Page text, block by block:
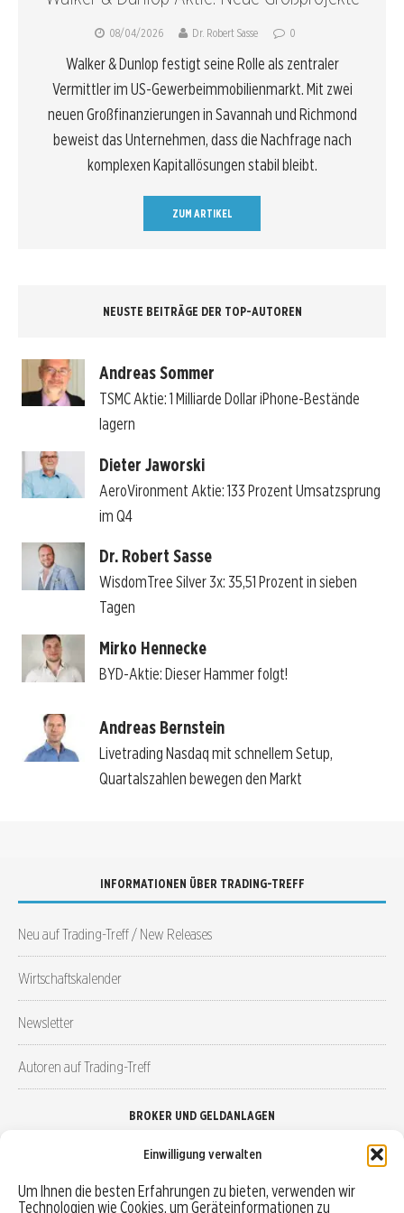
Einwilligung verwalten
Um Ihnen die besten Erfahrungen zu bieten, verwenden wir
Technologien wie Cookies, um Geräteinformationen zu
08/04/2026 Dr. Robert Sasse 0
Walker & Dunlop festigt seine Rolle als zentraler
Vermittler im US-Gewerbeimmobilienmarkt. Mit zwei
neuen Großfinanzierungen in Savannah und Richmond
beweist das Unternehmen, dass die Nachfrage nach
komplexen Kapitallösungen stabil bleibt.
ZUM ARTIKEL
NEUSTE BEITRÄGE DER TOP-AUTOREN
Andreas Sommer
TSMC Aktie: 1 Milliarde Dollar iPhone-Bestände
lagern
Dieter Jaworski
AeroVironment Aktie: 133 Prozent Umsatzsprung
im Q4
Dr. Robert Sasse
WisdomTree Silver 3x: 35,51 Prozent in sieben
Tagen
Mirko Hennecke
BYD-Aktie: Dieser Hammer folgt!
Andreas Bernstein
Livetrading Nasdaq mit schnellem Setup,
Quartalszahlen bewegen den Markt
INFORMATIONEN ÜBER TRADING-TREFF
Neu auf Trading-Treff / New Releases
Wirtschaftskalender
Newsletter
Autoren auf Trading-Treff
BROKER UND GELDANLAGEN